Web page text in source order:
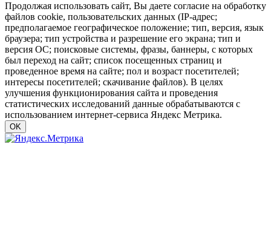
Продолжая использовать сайт, Вы даете согласие на обработку
файлов cookie, пользовательских данных (IP-адрес;
предполагаемое географическое положение; тип, версия, язык
браузера; тип устройства и разрешение его экрана; тип и
версия ОС; поисковые системы, фразы, баннеры, с которых
был переход на сайт; список посещенных страниц и
проведенное время на сайте; пол и возраст посетителей;
интересы посетителей; скачивание файлов). В целях
улучшения функционирования сайта и проведения
статистических исследований данные обрабатываются с
использованием интернет-сервиса Яндекс Метрика.
OK